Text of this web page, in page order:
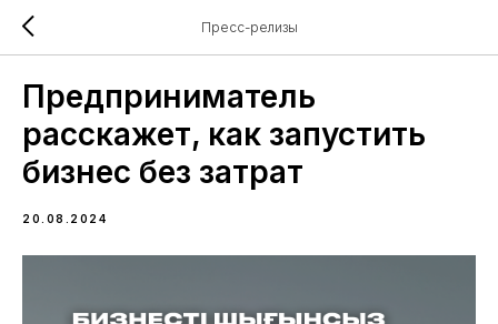
Пресс-релизы
Предприниматель
расскажет, как запустить
бизнес без затрат
20.08.2024